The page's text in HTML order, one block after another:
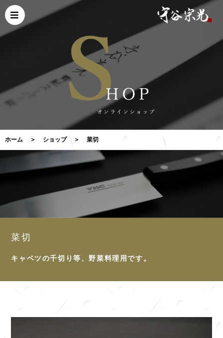
ホーム ＞ ショップ ＞ 菜切
菜切
キャベツの千切り等、野菜料理用です。